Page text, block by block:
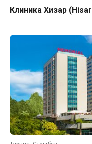
Клиника Хизар